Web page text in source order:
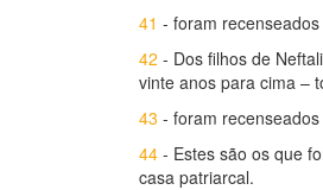
41 - foram
42 - Dos filhos de
vinte anos para cima –
43 - foram
44 - Estes são os que
casa patriarcal.